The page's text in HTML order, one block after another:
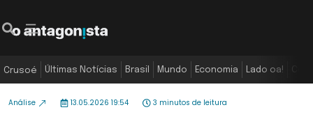
Crusoé Últimas Notícias Brasil Mundo Economia Lado oa!
Análise 13.05.2026 19:54 3 minutos de leitura